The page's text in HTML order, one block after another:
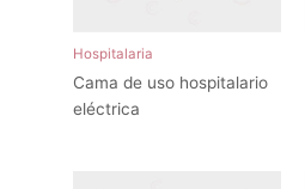
Hospitalaria
Cama de uso hospitalario
eléctrica